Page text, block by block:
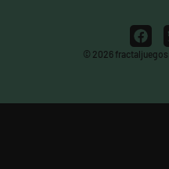
© 2026